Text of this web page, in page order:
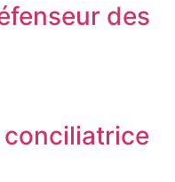
des
conciliatrice